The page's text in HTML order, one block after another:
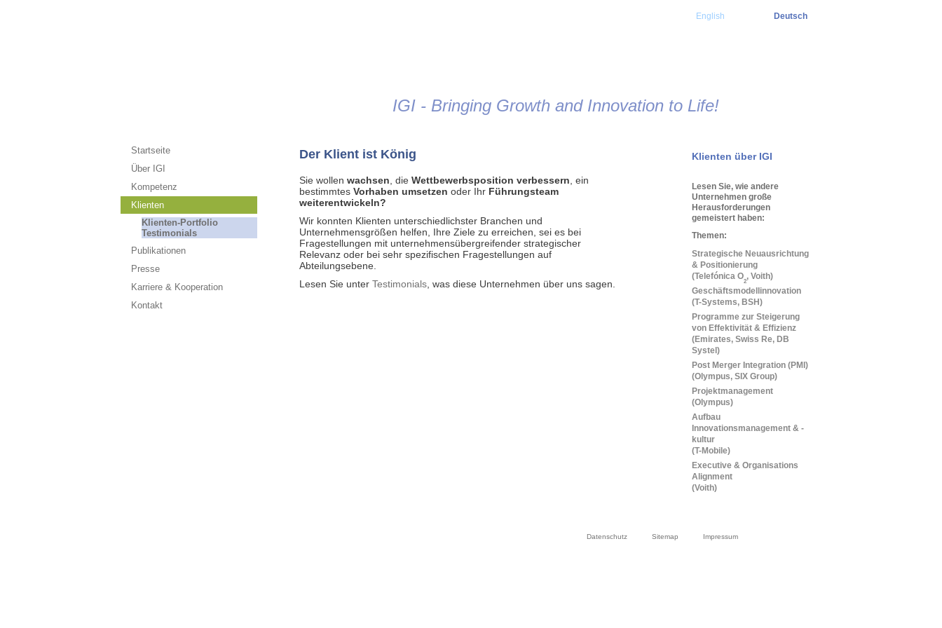
English Deutsch
IGI - Bringing Growth and Innovation to Life!
Der Klient ist König
Sie wollen wachsen , die Wettbewerbsposition verbessern , ein
bestimmtes Vorhaben umsetzen oder Ihr Führungsteam
weiterentwickeln?
Wir konnten Klienten unterschiedlichster Branchen und
Unternehmensgrößen helfen, Ihre Ziele zu erreichen, sei es bei
Fragestellungen mit unternehmensübergreifender strategischer
Relevanz oder bei sehr spezifischen Fragestellungen auf
Abteilungsebene.
Lesen Sie unter Testimonials , was diese Unternehmen über uns sagen.
Startseite
Über IGI
Kompetenz
Klienten
Klienten-Portfolio
Testimonials
Publikationen
Presse
Karriere & Kooperation
Kontakt
Klienten über IGI
Lesen Sie, wie andere
Unternehmen große
Herausforderungen
gemeistert haben:
Themen:
Strategische Neuausrichtung
& Positionierung
(Telefónica O2, Voith)
Geschäftsmodellinnovation
(T-Systems, BSH)
Programme zur Steigerung
von Effektivität & Effizienz
(Emirates, Swiss Re, DB
Systel )
Post Merger Integration (PMI)
(Olympus, SIX Group)
Projektmanagement
(Olympus)
Aufbau
Innovationsmanagement & -
kultur
(T-Mobile)
Executive & Organisations
Alignment
(Voith)
Datenschutz Sitemap Impressum